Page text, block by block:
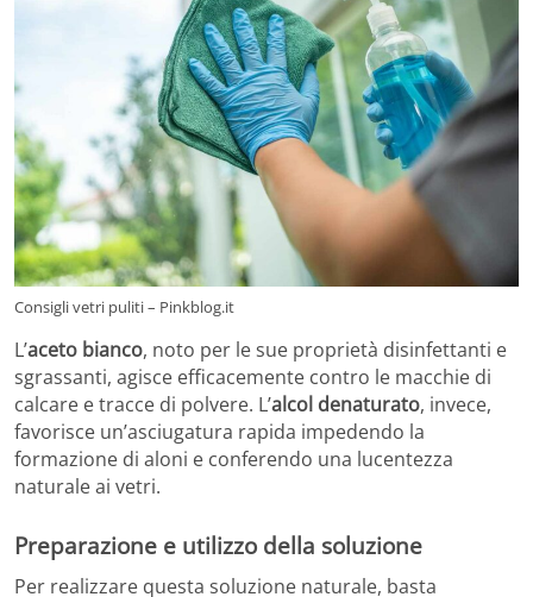
Consigli vetri puliti – Pinkblog.it
L’aceto bianco, noto per le sue proprietà disinfettanti e
sgrassanti, agisce efficacemente contro le macchie di
calcare e tracce di polvere. L’alcol denaturato, invece,
favorisce un’asciugatura rapida impedendo la
formazione di aloni e conferendo una lucentezza
naturale ai vetri.
Preparazione e utilizzo della soluzione
Per realizzare questa soluzione naturale, basta